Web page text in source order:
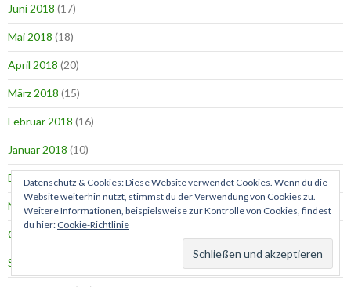
Juni 2018 (17)
Mai 2018 (18)
April 2018 (20)
März 2018 (15)
Februar 2018 (16)
Januar 2018 (10)
Dezember 2017 (15)
November 2017 (27)
Oktober 2017(20)
September 2017
Datenschutz & Cookies: Diese Website verwendet Cookies. Wenn du die
Website weiterhin nutzt, stimmst du der Verwendung von Cookies zu.
Weitere Informationen, beispielsweise zur Kontrolle von Cookies, findest
du hier: Cookie-Richtlinie